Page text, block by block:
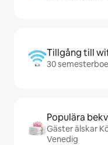
Tillgång till
30
Populära
Gäster älskar
Venedig